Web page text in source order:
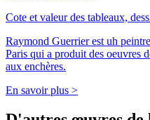
Cote et valeur des tableaux,
Raymond Guerrier est uh
Paris qui a produit des oeuvres
aux enchères.
En savoir plus >